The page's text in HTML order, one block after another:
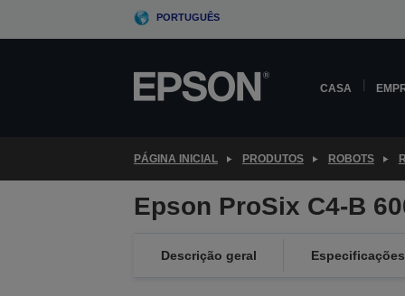
PORTUGUÊS
CASA
PÁGINA INICIAL PRODUTOS ROBOTS
Epson ProSix C4-B
Descrição geral